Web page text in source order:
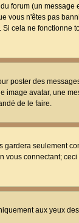
forum (un message
vous n'êtes pas
cela ne fonctionne
poster des
image avatar, une
de le faire.
gardera seulement
connectant;
aux yeux